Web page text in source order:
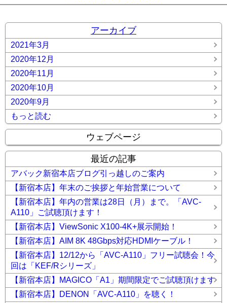
アーカイブ
2021年3月
2020年12月
2020年11月
2020年10月
2020年9月
もっと読む
ウェブページ
最近の記事
アバック新宿本店ブログ引っ越しのご案内
【新宿本店】年末のご挨拶と年始営業について
【新宿本店】年内の営業は28日（月）まで。「AVC-
A110」ご試聴頂けます！
【新宿本店】ViewSonic X100-4K+展示開始！
【新宿本店】AIM 8K 48Gbps対応HDMIケーブル！
【新宿本店】12/12から「AVC-A110」フリー試聴会！今
回は「KEF/Rシリーズ」
【新宿本店】MAGICO「A1」期間限定でご試聴頂けます
【新宿本店】DENON「AVC-A110」を聴く！